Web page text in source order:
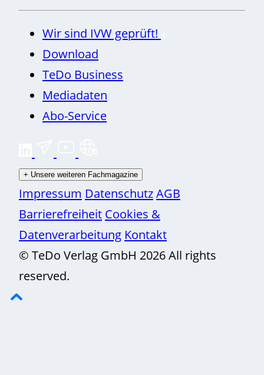
Wir sind IVW geprüft!
Download
TeDo Business
Mediadaten
Abo-Service
+ Unsere weiteren Fachmagazine
Impressum DatenschutzAGB
Barrierefreiheit Cookies &
Datenverarbeitung Kontakt
© TeDo Verlag GmbH 2026 All rights
reserved.